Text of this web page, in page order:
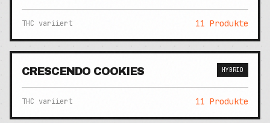
THC variiert 11 Produkte
CRESCENDO COOKIES HYBRID
THC variiert 11 Produkte